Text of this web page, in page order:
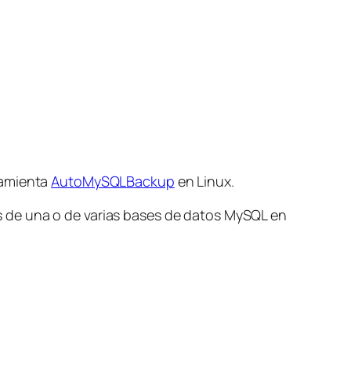
AutoMySQLBackup en Linux.
una o de varias bases de datos MySQL en